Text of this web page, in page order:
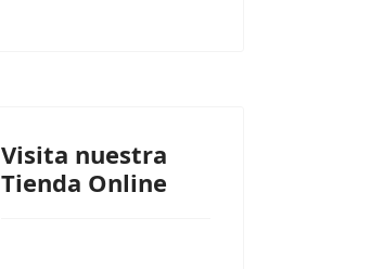
Visita nuestra
Tienda Online